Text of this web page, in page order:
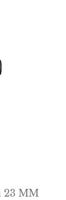
23 MM